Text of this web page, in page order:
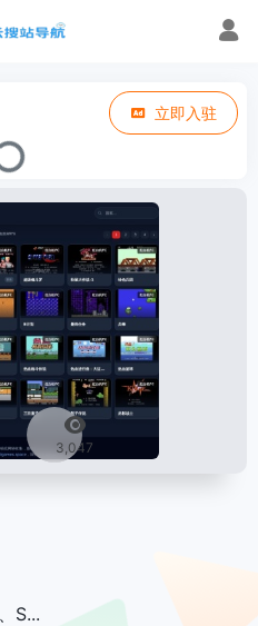
立即入驻
3,047
S...